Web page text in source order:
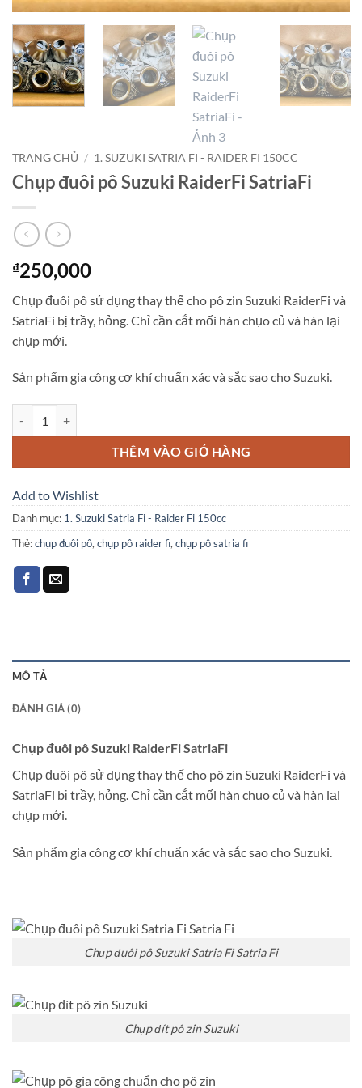
TRANG CHỦ / 1. SUZUKI SATRIA FI - RAIDER FI 150CC
Chụp đuôi pô Suzuki RaiderFi SatriaFi
₫250,000
Chụp đuôi pô sử dụng thay thế cho pô zin Suzuki RaiderFi và
SatriaFi bị trầy, hỏng. Chỉ cần cắt mối hàn chụo củ và hàn lại
chụp mới.
Sản phẩm gia công cơ khí chuẩn xác và sắc sao cho Suzuki.
THÊM VÀO GIỎ HÀNG
Add to Wishlist
Danh mục: 1. Suzuki Satria Fi - Raider Fi 150cc
Thẻ:chụp đuôi pô, chụp pô raider fi, chụp pô satria fi
MÔ TẢ
ĐÁNH GIÁ (0)
Chụp đuôi pô Suzuki RaiderFi SatriaFi
Chụp đuôi pô sử dụng thay thế cho pô zin Suzuki RaiderFi và
SatriaFi bị trầy, hỏng. Chỉ cần cắt mối hàn chụo củ và hàn lại
chụp mới.
Sản phẩm gia công cơ khí chuẩn xác và sắc sao cho Suzuki.
Chụp đuôi pô Suzuki Satria Fi Satria Fi
Chụp đít pô zin Suzuki